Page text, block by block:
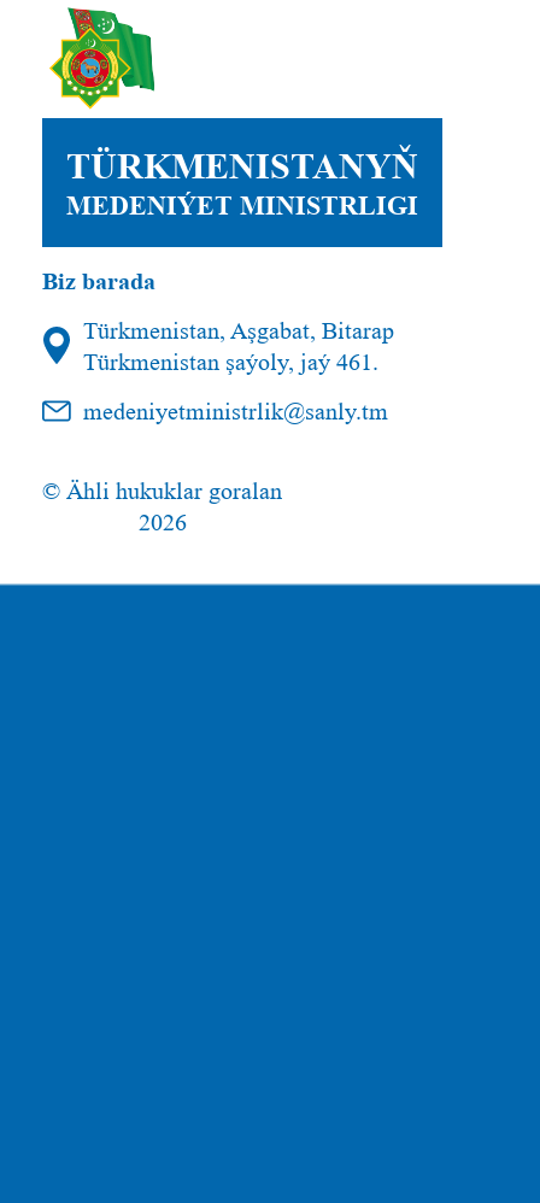
TÜRKMENISTANYŇ
MEDENIÝET MINISTRLIGI
Biz barada
Türkmenistan, Aşgabat, Bitarap
Türkmenistan şaýoly, jaý 461.
medeniyetministrlik@sanly.tm
© Ähli hukuklar goralan
2026